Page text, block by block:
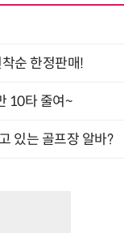
순 한정판매!
10타 줄여~
있는 골프장 알바?